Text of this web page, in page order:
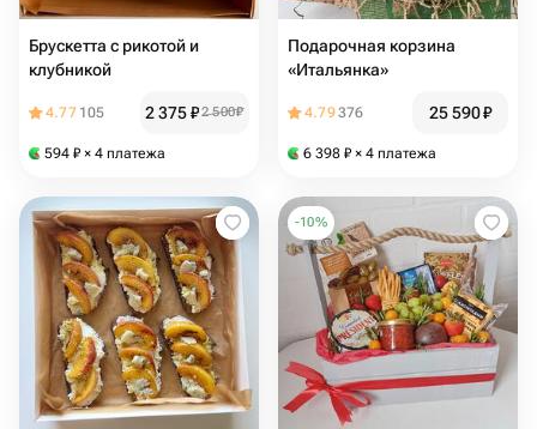
Брускетта с рикотой и
клубникой
4.77 105 2 375₽2 500₽
594 ₽ × 4 платежа
Подарочная корзина
«Итальянка»
4.79376 25 590₽
6 398 ₽ × 4 платежа
-10%